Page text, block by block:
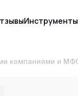
Инструменты
компаниями и